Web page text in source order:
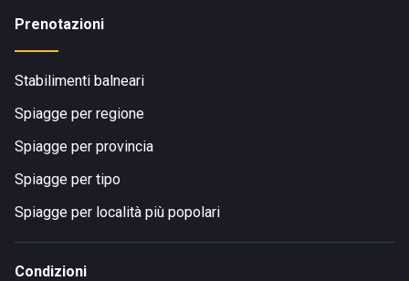
Prenotazioni
Stabilimenti balneari
Spiagge per regione
Spiagge per provincia
Spiagge per tipo
Spiagge per località più popolari
Condizioni